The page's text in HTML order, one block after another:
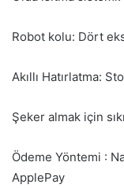
Robot kolu: Dört
Akıllı Hatırlatma:
Şeker almak için
Ödeme Yöntemi :
ApplePay